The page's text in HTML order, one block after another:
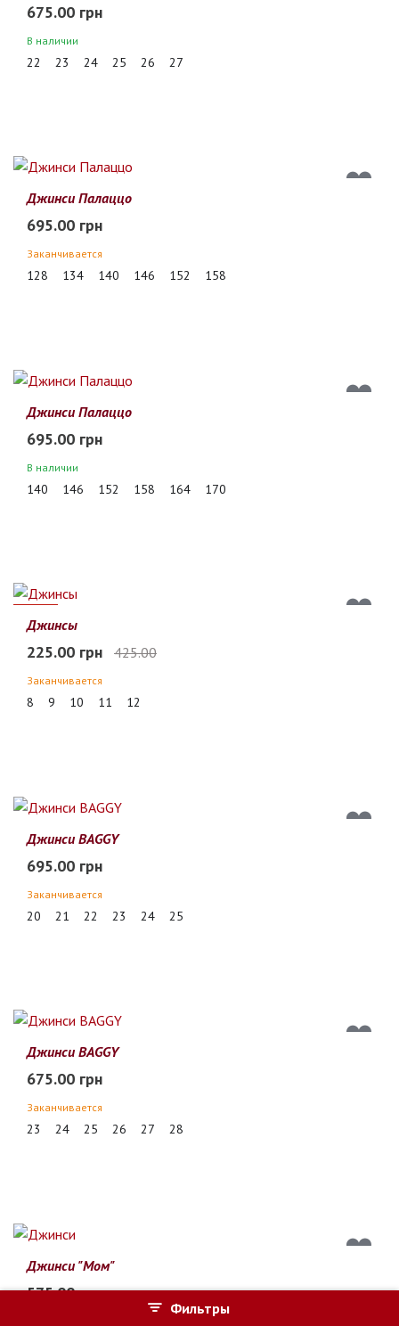
Фильтры
675.00 грн
В наличии
22 23 24 25 26 27
Джинси Палаццо
695.00 грн
Заканчивается
128 134 140 146 152 158
Джинси Палаццо
695.00 грн
В наличии
140 146 152 158 164 170
47%
Джинсы
225.00 грн 425.00
Заканчивается
8 9 10 11 12
Джинси BAGGY
695.00 грн
Заканчивается
20 21 22 23 24 25
Джинси BAGGY
675.00 грн
Заканчивается
23 24 25 26 27 28
Джинси "Мом"
575.00 грн